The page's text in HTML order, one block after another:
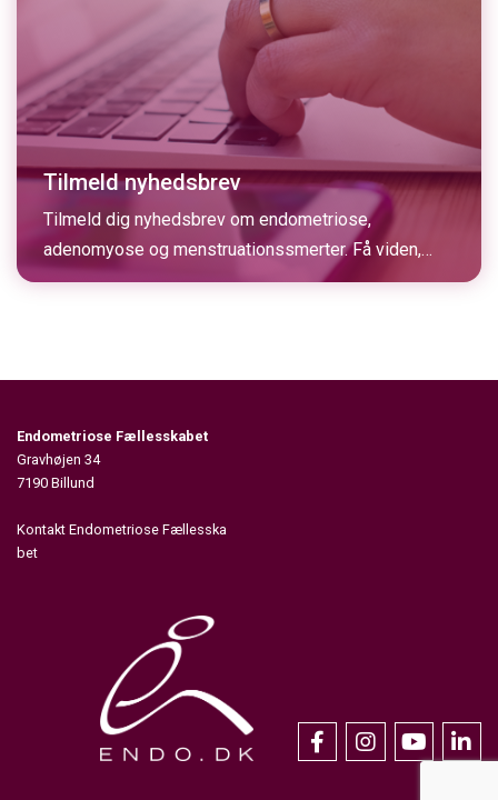
Tilmeld nyhedsbrev
Tilmeld dig nyhedsbrev om endometriose,
adenomyose og menstruationssmerter. Få viden,
støtte og invitationer direkte i din indbakke.
Endometriose Fællesskabet
Gravhøjen 34
7190 Billund
Kontakt Endometriose Fællesska
bet